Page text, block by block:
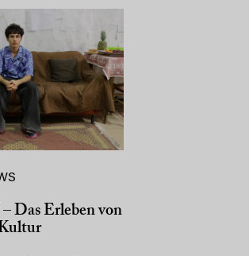
– Das Erleben von